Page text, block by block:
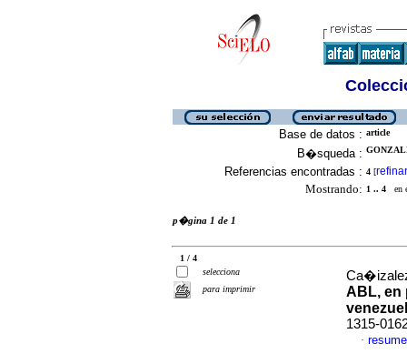
Base de datos : article
B�squeda :
Referencias encontradas : 4 [refinar
Mostrando: 1 .. 4 en
p�gina 1 de 1
1 / 4
selecciona
para imprimir
ABL, en
1315-
·